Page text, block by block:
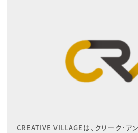
CREATIVE VILLAGEは、クリーク･ア